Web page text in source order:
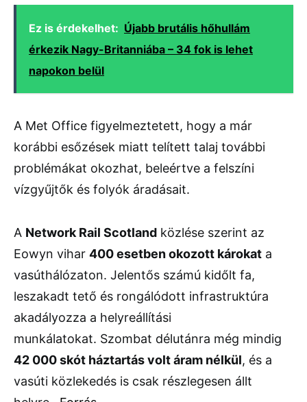
Ez is érdekelhet: Újabb brutális hőhullám
érkezik Nagy-Britanniába – 34 fok is lehet
napokon belül
A Met Office figyelmeztetett, hogy a már
korábbi esőzések miatt telített talaj további
problémákat okozhat, beleértve a felszíni
vízgyűjtők és folyók áradásait.
A Network Rail Scotland közlése szerint az
Eowyn vihar 400 esetben okozott károkat a
vasúthálózaton. Jelentős számú kidőlt fa,
leszakadt tető és rongálódott infrastruktúra
akadályozza a helyreállítási
munkálatokat. Szombat délutánra még mindig
42 000 skót háztartás volt áram nélkül, és a
vasúti közlekedés is csak részlegesen állt